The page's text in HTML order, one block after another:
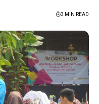
3 MIN READ